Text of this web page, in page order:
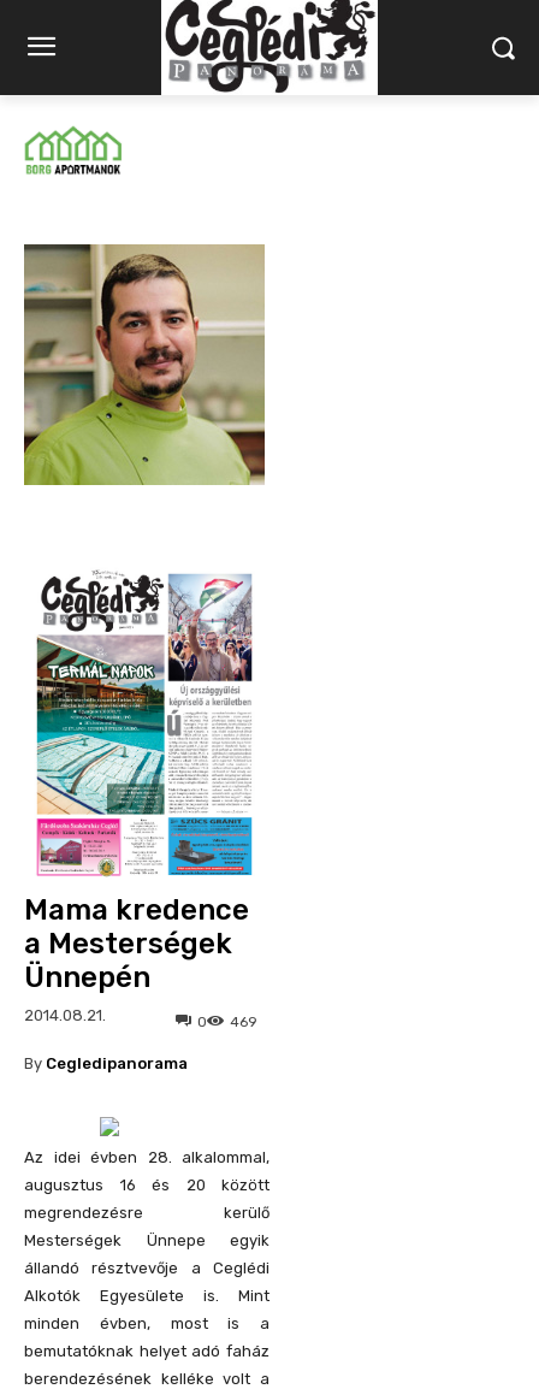
Mama kredence
a Mesterségek
Ünnepén
2014.08.21. 469
0
By Cegledipanorama
Az idei évben 28. alkalommal,
augusztus 16 és 20 között
megrendezésre kerülő
Mesterségek Ünnepe egyik
állandó résztvevője a Ceglédi
Alkotók Egyesülete is. Mint
minden évben, most is a
bemutatóknak helyet adó faház
berendezésének kelléke volt a